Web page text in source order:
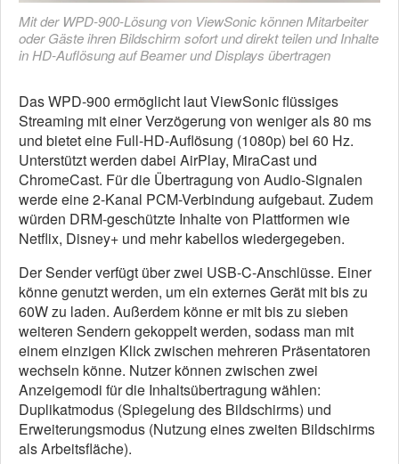
Mit der WPD-900-Lösung von ViewSonic können Mitarbeiter
oder Gäste ihren Bildschirm sofort und direkt teilen und Inhalte
in HD-Auflösung auf Beamer und Displays übertragen
Das WPD-900 ermöglicht laut ViewSonic flüssiges
Streaming mit einer Verzögerung von weniger als 80 ms
und bietet eine Full-HD-Auflösung (1080p) bei 60 Hz.
Unterstützt werden dabei AirPlay, MiraCast und
ChromeCast. Für die Übertragung von Audio-Signalen
werde eine 2-Kanal PCM-Verbindung aufgebaut. Zudem
würden DRM-geschützte Inhalte von Plattformen wie
Netflix, Disney+ und mehr kabellos wiedergegeben.
Der Sender verfügt über zwei USB-C-Anschlüsse. Einer
könne genutzt werden, um ein externes Gerät mit bis zu
60W zu laden. Außerdem könne er mit bis zu sieben
weiteren Sendern gekoppelt werden, sodass man mit
einem einzigen Klick zwischen mehreren Präsentatoren
wechseln könne. Nutzer können zwischen zwei
Anzeigemodi für die Inhaltsübertragung wählen:
Duplikatmodus (Spiegelung des Bildschirms) und
Erweiterungsmodus (Nutzung eines zweiten Bildschirms
als Arbeitsfläche).